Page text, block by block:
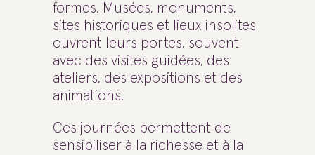
formes. Musées, monuments,
sites historiques et lieux insolites
ouvrent leurs portes, souvent
avec des visites guidées, des
ateliers, des expositions et des
animations.
Ces journées permettent de
sensibiliser à la richesse et à la